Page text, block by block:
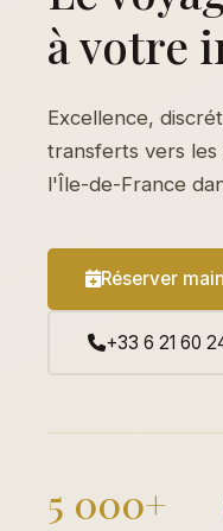
à votre
Excellence,
transferts vers
l'Île-de-France
Réserver
+33 6 21 60
5 000+